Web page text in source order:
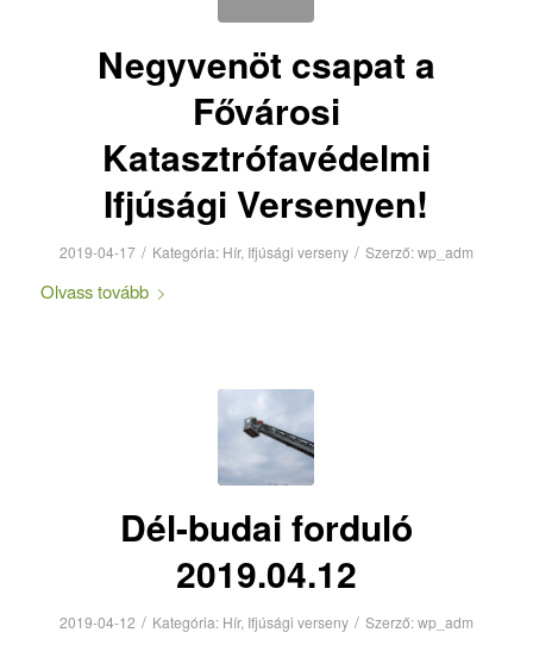
Negyvenöt csapat a
Fővárosi
Katasztrófavédelmi
Ifjúsági Versenyen!
2019-04-17 / Kategória: Hír, Ifjúsági verseny / Szerző:wp_adm
Olvass tovább
Dél-budai forduló
2019.04.12
2019-04-12 / Kategória: Hír, Ifjúsági verseny / Szerző:wp_adm